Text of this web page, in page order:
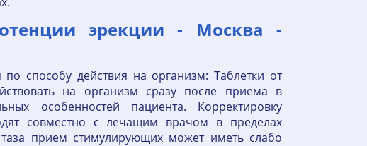
эрекции - Москва -
по способу действия на организм: Таблетки от
на организм сразу после приема в
особенностей пациента. Корректировку
совместно с лечащим врачом в пределах
прием стимулирующих может иметь слабо